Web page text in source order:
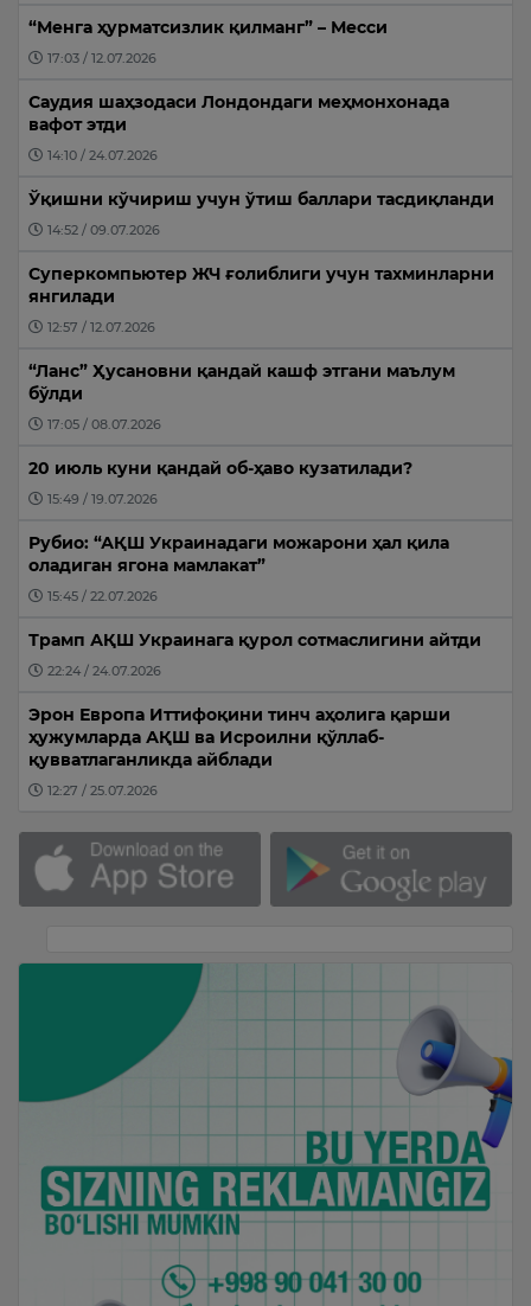
“Менга ҳурматсизлик қилманг” – Месси
17:03 / 12.07.2026
Саудия шаҳзодаси Лондондаги меҳмонхонада
вафот этди
14:10 / 24.07.2026
Ўқишни кўчириш учун ўтиш баллари тасдиқланди
14:52 / 09.07.2026
Суперкомпьютер ЖЧ ғолиблиги учун тахминларни
янгилади
12:57 / 12.07.2026
“Ланс” Ҳусановни қандай кашф этгани маълум
бўлди
17:05 / 08.07.2026
20 июль куни қандай об-ҳаво кузатилади?
15:49 / 19.07.2026
Рубио: “АҚШ Украинадаги можарони ҳал қила
оладиган ягона мамлакат”
15:45 / 22.07.2026
Трамп АҚШ Украинага қурол сотмаслигини айтди
22:24 / 24.07.2026
Эрон Европа Иттифоқини тинч аҳолига қарши
ҳужумларда АҚШ ва Исроилни қўллаб-
қувватлаганликда айблади
12:27 / 25.07.2026